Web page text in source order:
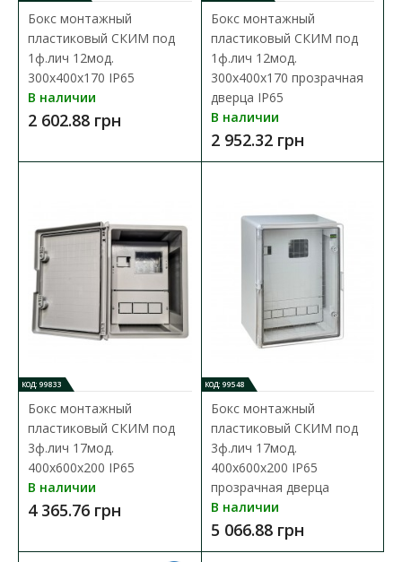
Коробка под однофазный счетчик DOT.1 НИК
Доступность:
Коробка для счетчика предназначена для наружной
установки однофазных счетчиков электрической энергии..
501.27 грн
В КОРЗИНУ
Бокс монтажный
пластиковый СКИМ под
1ф.лич 12мод.
300х400х170 IP65
В наличии
2 602.88 грн
Бокс монтажный
пластиковый СКИМ под
1ф.лич 12мод.
300х400х170 прозрачная
дверца IP65
В наличии
2 952.32 грн
КОД: 99833
Бокс монтажный
пластиковый СКИМ под
3ф.лич 17мод.
400х600х200 IP65
В наличии
4 365.76 грн
КОД: 99548
Бокс монтажный
пластиковый СКИМ под
3ф.лич 17мод.
400х600х200 IP65
прозрачная дверца
В наличии
5 066.88 грн